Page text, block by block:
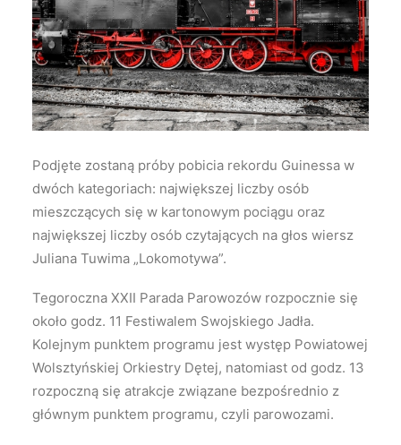
Wyszukiwanie
Podjęte zostaną próby pobicia rekordu Guinessa w
dwóch kategoriach: największej liczby osób
mieszczących się w kartonowym pociągu oraz
największej liczby osób czytających na głos wiersz
Juliana Tuwima „Lokomotywa”.
Tegoroczna XXII Parada Parowozów rozpocznie się
około godz. 11 Festiwalem Swojskiego Jadła.
Kolejnym punktem programu jest występ Powiatowej
Wolsztyńskiej Orkiestry Dętej, natomiast od godz. 13
rozpoczną się atrakcje związane bezpośrednio z
głównym punktem programu, czyli parowozami.